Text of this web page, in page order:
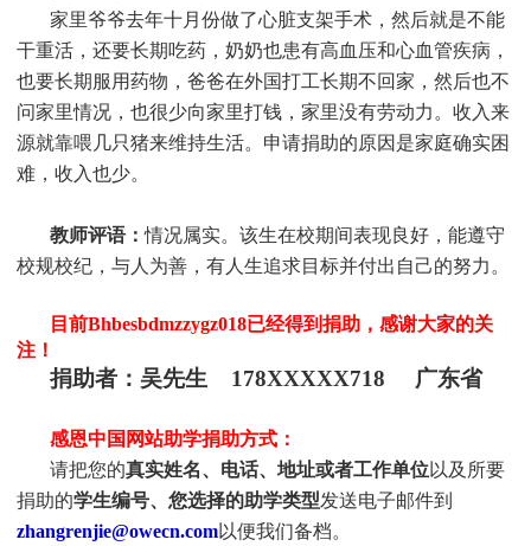
家里爷爷去年十月份做了心脏支架手术，然后就是不能
干重活，还要长期吃药，奶奶也患有高血压和心血管疾病，
也要长期服用药物，爸爸在外国打工长期不回家，然后也不
问家里情况，也很少向家里打钱，家里没有劳动力。收入来
源就靠喂几只猪来维持生活。申请捐助的原因是家庭确实困
难，收入也少。
教师评语：情况属实。该生在校期间表现良好，能遵守
校规校纪，与人为善，有人生追求目标并付出自己的努力。
目前Bhbesbdmzzygz018已经得到捐助，感谢大家的关
注！
捐助者：吴先生 178XXXXX718 广东省
感恩中国网站助学捐助方式：
请把您的真实姓名、电话、地址或者工作单位以及所要
捐助的学生编号、您选择的助学类型发送电子邮件到
zhangrenjie@owecn.com以便我们备档。